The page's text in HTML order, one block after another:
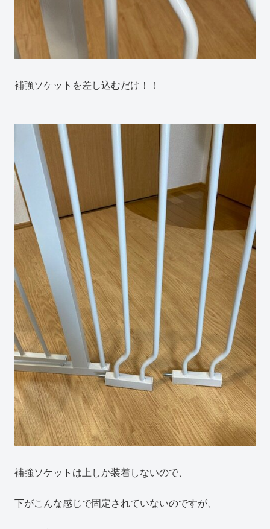
補強ソケットを差し込むだけ！！
補強ソケットは上しか装着しないので、
下がこんな感じで固定されていないのですが、